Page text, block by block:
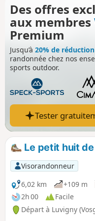
Des offres
aux membres
Premium
Jusqu’à 20% de réduction
randonnée chez nos
sports outdoor.
Tester
Le petit huit
Visorandonneur
6,02 km
+109 m
2h 00
Facile
Départ à Luvigny